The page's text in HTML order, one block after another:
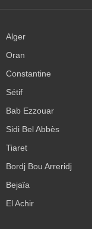
Alger
Oran
Constantine
Sétif
Bab Ezzouar
Sidi Bel Abbès
Tiaret
Bordj Bou Arreridj
Bejaïa
El Achir